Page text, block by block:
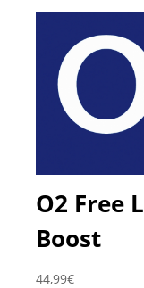
O2 Free L
Boost
44,99€